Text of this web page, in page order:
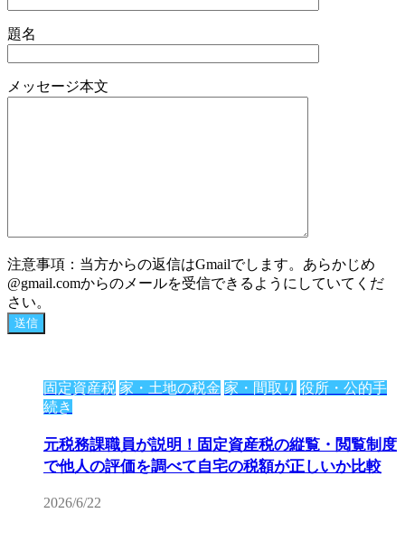
題名
メッセージ本文
注意事項：当方からの返信はGmailでします。あらかじめ
@gmail.comからのメールを受信できるようにしていてくだ
さい。
固定資産税 家・土地の税金 家・間取り 役所・公的手
続き
元税務課職員が説明！固定資産税の縦覧・閲覧制度
で他人の評価を調べて自宅の税額が正しいか比較
2026/6/22